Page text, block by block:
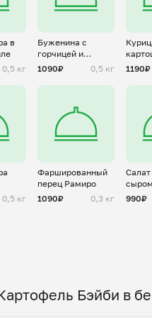
в
0,5 кг
Буженина с
горчицей и
хреном
1090₽ 0,5 кг 1190₽
0,5 кг
Фаршированный
перец Рамиро
1090₽
0,3 кг
990₽
Бэйби в